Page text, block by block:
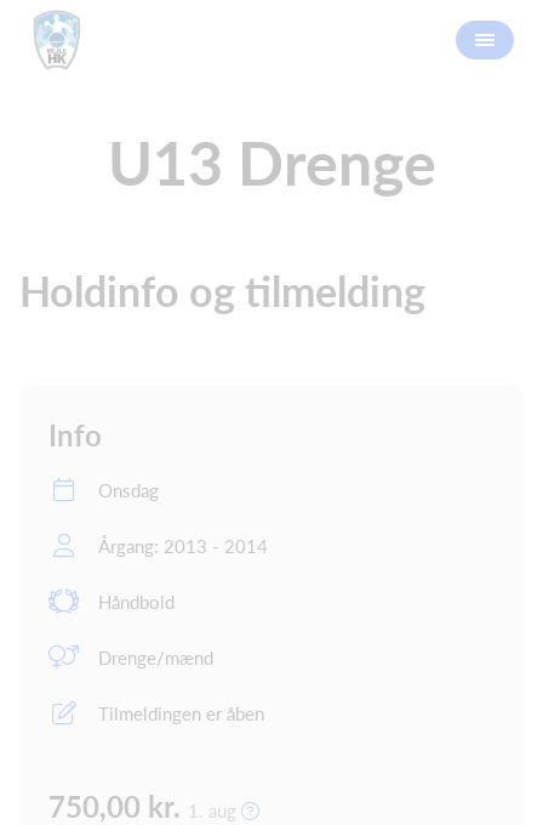
U13 Drenge
Holdinfo og tilmelding
Info
Onsdag
Årgang: 2013 - 2014
Håndbold
Drenge/mænd
Tilmeldingen er åben
750,00 kr. 1. aug